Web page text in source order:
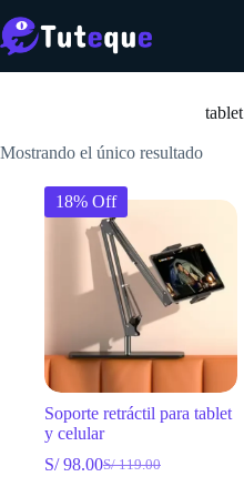
al
contenido
tablet
Mostrando el único resultado
18% Off
Soporte retráctil para tablet
y celular
S/119.00
El
S/98.00El